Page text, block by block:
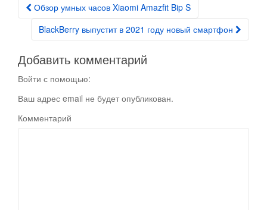
Post navigation
Обзор умных часов Xiaomi Amazfit Bip S
BlackBerry выпустит в 2021 году новый смартфон
Добавить комментарий
Войти с помощью:
Ваш адрес email не будет опубликован.
Комментарий